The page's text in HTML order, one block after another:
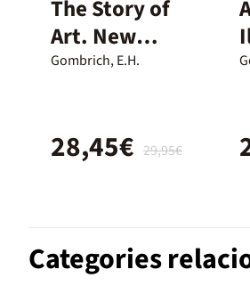
The Story of
Art. New
Pocket edition
Gombrich, E.H.
29,95€
28,45€
Categories